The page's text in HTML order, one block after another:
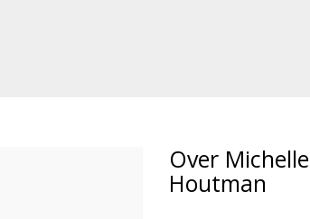
Over Michelle
Houtman